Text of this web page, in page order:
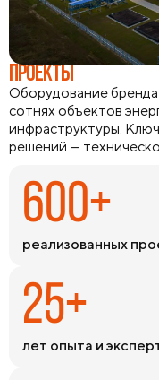
ПРОЕКТЫ
Оборудование
сотнях объектов
инфраструктуры.
решений —
экстремальных
регионах. Мы
решения с подбором
номенклатуры на
600+
реализованных
25+
лет опыта и